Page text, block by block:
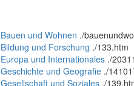
Bauen und Wohnen ./
Bildung und Forschung ./133.htm
Europa und Internationales ./
Geschichte und Geografie ./
Gesellschaft und Soziales ./